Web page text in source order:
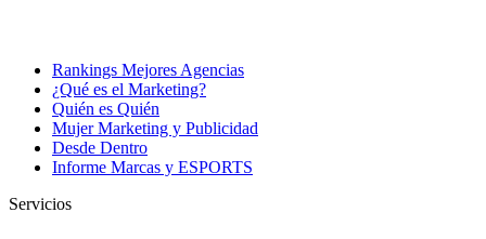
Rankings Mejores Agencias
¿Qué es el Marketing?
Quién es Quién
Mujer Marketing y Publicidad
Desde Dentro
Informe Marcas y ESPORTS
Servicios